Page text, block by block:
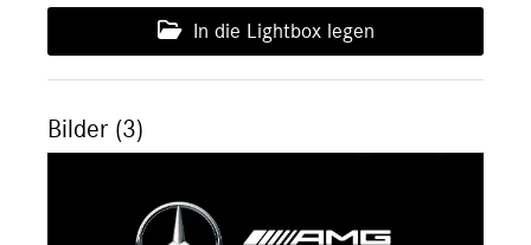
In die Lightbox legen
Bilder (3)